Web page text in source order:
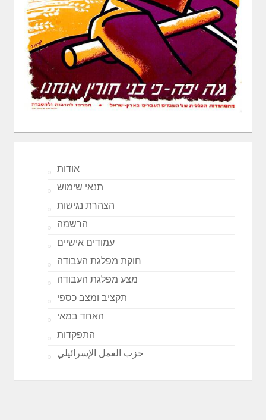
אודות
תנאי שימוש
הצהרת נגישות
הרשמה
עמודים אישיים
חוקת מפלגת העבודה
מצע מפלגת העבודה
תקציב ומצב כספי
האחד במאי
התפקדות
حزب العمل الإسرائيلي